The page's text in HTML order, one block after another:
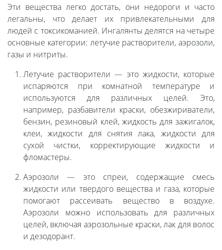
Эти вещества легко достать, они недороги и часто
легальны, что делает их привлекательными для
людей с токсикоманией. Ингалянты делятся на четыре
основные категории: летучие растворители, аэрозоли,
газы и нитриты.
Летучие растворители — это жидкости, которые
испаряются при комнатной температуре и
используются для различных целей. Это,
например, разбавители краски, обезжириватели,
бензин, резиновый клей, жидкость для зажигалок,
клеи, жидкости для снятия лака, жидкости для
сухой чистки, корректирующие жидкости и
фломастеры.
Аэрозоли — это спреи, содержащие смесь
жидкости или твердого вещества и газа, которые
помогают рассеивать вещество в воздухе.
Аэрозоли можно использовать для различных
целей, включая аэрозольные краски, лак для волос
и дезодорант.